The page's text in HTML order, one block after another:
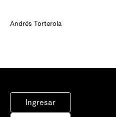
Andrés Torterola
Ingresar